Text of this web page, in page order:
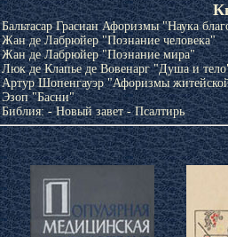
Бальтасар Грасиан Афоризмы "Наука
Жан де Лабрюйер "Познание человека"
Жан де Лабрюйер "Познание мира"
Люк де Клапье де Вовенарг "Душа и
Артур Шопенгауэр "Афоризмы
Эзоп "Басни"
Библия: - Новый завет - Псалтирь